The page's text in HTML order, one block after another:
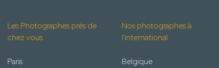
Les Photographes près de
chez vous
Paris
Nos photographes à
l'international
Belgique